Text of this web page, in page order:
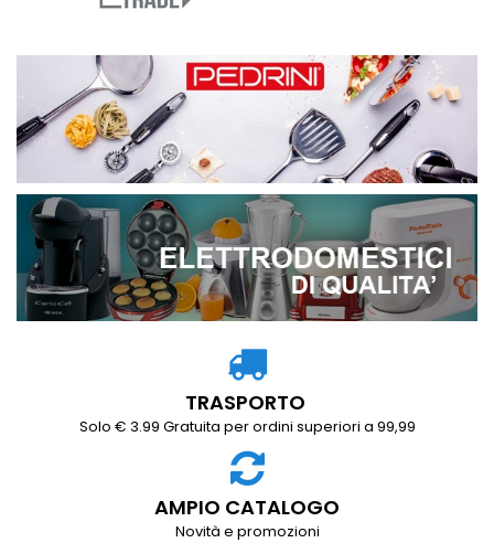
TRASPORTO
Solo € 3.99 Gratuita per ordini superiori a 99,99
AMPIO CATALOGO
Novità e promozioni